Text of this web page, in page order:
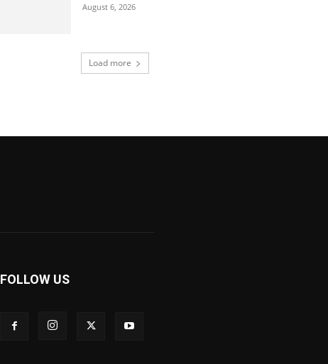
August 6, 2026
Load more
FOLLOW US